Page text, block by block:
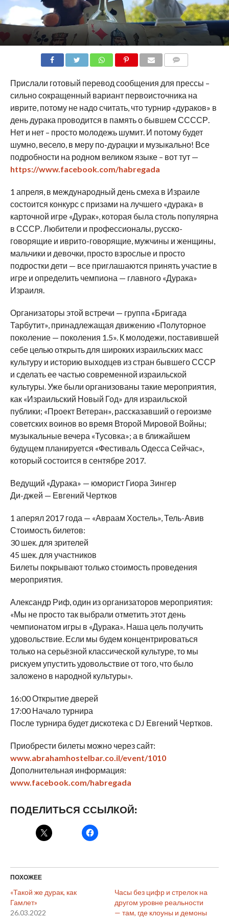
Прислали готовый перевод сообщения для прессы –
сильно сокращенный вариант первоисточника на
иврите, потому не надо считать, что турнир «дураков» в
день дурака проводится в память о бывшем ССССР.
Нет и нет – просто молодежь шумит. И потому будет
шумно, весело, в меру по-дурацки и музыкально! Все
подробности на родном великом языке – вот тут —
https://www.facebook.com/habregada
1 апреля, в международный день смеха в Израиле
состоится конкурс с призами на лучшего «дурака» в
карточной игре «Дурак», которая была столь популярна
в СССР. Любители и профессионалы, русско-
говорящие и иврито-говорящие, мужчины и женщины,
мальчики и девочки, просто взрослые и просто
подростки дети — все приглашаются принять участие в
игре и определить чемпиона — главного «Дурака»
Израиля.
Организаторы этой встречи — группа «Бригада
Тарбутит», принадлежащая движению «Полуторное
поколение — поколения 1.5». К молодежи, поставившей
себе целью открыть для широких израильских масс
культуру и историю выходцев из стран бывшего СССР
и сделать ее частью современной израильской
культуры. Уже были организованы такие мероприятия,
как «Израильский Новый Год» для израильской
публики; «Проект Ветеран», рассказавший о героизме
советских воинов во время Второй Мировой Войны;
музыкальные вечера «Тусовка»; а в ближайшем
будущем планируется «Фестиваль Одесса Сейчас»,
который состоится в сентябре 2017.
Ведущий «Дурака» — юморист Гиора Зингер
Ди-джей — Евгений Чертков
1 аперял 2017 года — «Авраам Хостель», Тель-Авив
Стоимость билетов:
30 шек. для зрителей
45 шек. для участников
Билеты покрывают только стоимость проведения
мероприятия.
Александр Риф, один из организаторов мероприятия:
«Мы не просто так выбрали отметить этот день
чемпионатом игры в «Дурака». Наша цель получить
удовольствие. Если мы будем концентрироваться
только на серьёзной классической культуре, то мы
рискуем упустить удовольствие от того, что было
заложено в народной культуры».
16:00 Открытие дверей
17:00 Начало турнира
После турнира будет дискотека с DJ Евгений Чертков.
Приобрести билеты можно через сайт:
www.abrahamhostelbar.co.il/event/1010
Дополнительная информация:
www.facebook.com/habregada
ПОДЕЛИТЬСЯ ССЫЛКОЙ:
ПОХОЖЕЕ
«Такой же дурак, как
Гамлет»
26.03.2022
Часы без цифр и стрелок на
другом уровне реальности
— там, где клоуны и демоны